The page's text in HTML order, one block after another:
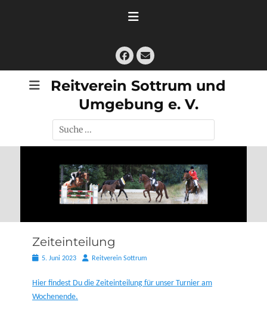
Facebook
E-
Mail
Reitverein Sottrum und
Umgebung e. V.
Suche
nach:
Zeiteinteilung
Posted5. Juni 2023 AutorReitverein Sottrum
Hier findest Du die Zeiteinteilung für unser Turnier am
Wochenende.